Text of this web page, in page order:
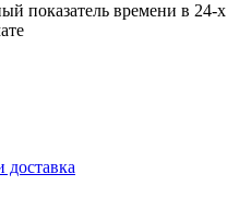
показатель времени в 24-х
доставка